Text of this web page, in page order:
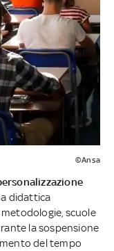
©Ansa
didattica
scuole
la sospensione
del tempo